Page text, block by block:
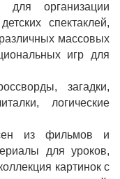
для организации
спектаклей,
массовых
игр для
загадки,
логические
из фильмов и
для уроков,
картинок с